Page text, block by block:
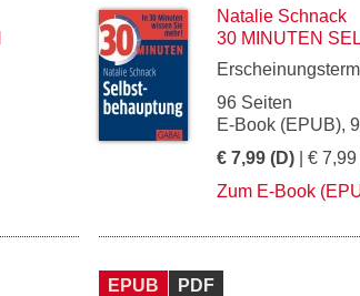
Natalie Schnack
30 MINUTEN
96 Seiten
E-Book (EPUB),
€ 7,99 (D) | €
Zum E-Book
EPUB
PDF